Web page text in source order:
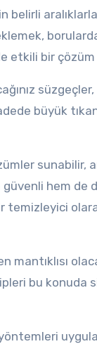
belirli aralıklarla
etkili bir
büyük
sunabilir,
hem de
temizleyici
mantıklısı
bu konuda